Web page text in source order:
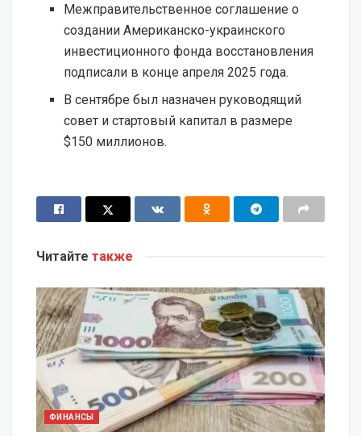
Межправительственное соглашение о
создании Американско-украинского
инвестиционного фонда восстановления
подписали в конце апреля 2025 года.
В сентябре был назначен руководящий
совет и стартовый капитал в размере
$150 миллионов.
Читайте также
ФИНАНСЫ